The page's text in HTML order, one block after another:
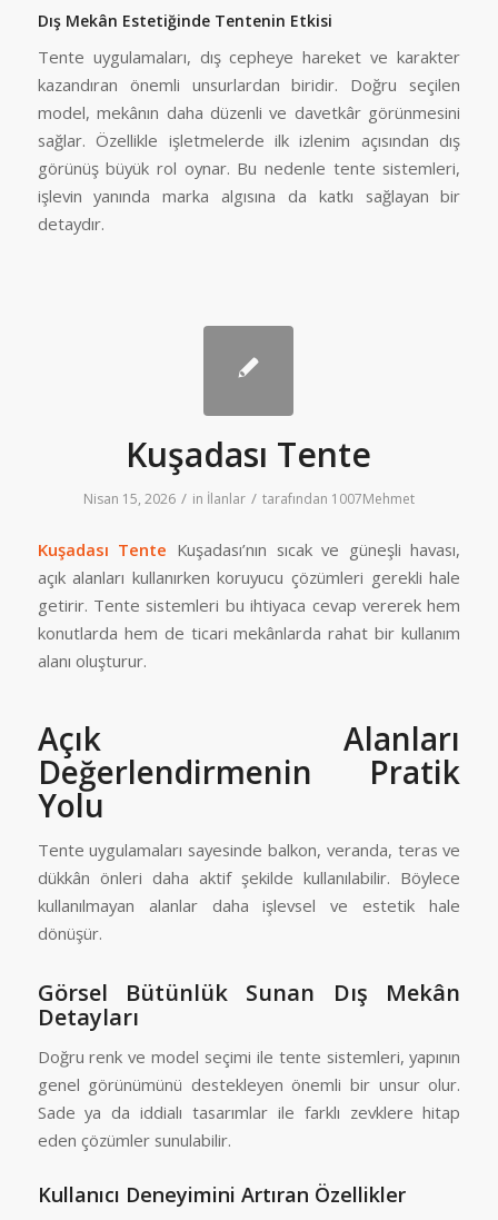
Dış Mekân Estetiğinde Tentenin Etkisi
Tente uygulamaları, dış cepheye hareket ve karakter
kazandıran önemli unsurlardan biridir. Doğru seçilen
model, mekânın daha düzenli ve davetkâr görünmesini
sağlar. Özellikle işletmelerde ilk izlenim açısından dış
görünüş büyük rol oynar. Bu nedenle tente sistemleri,
işlevin yanında marka algısına da katkı sağlayan bir
detaydır.
Kuşadası Tente
Nisan 15, 2026 / in İlanlar / tarafından 1007Mehmet
Kuşadası Tente Kuşadası’nın sıcak ve güneşli havası,
açık alanları kullanırken koruyucu çözümleri gerekli hale
getirir. Tente sistemleri bu ihtiyaca cevap vererek hem
konutlarda hem de ticari mekânlarda rahat bir kullanım
alanı oluşturur.
Açık Alanları
Değerlendirmenin Pratik
Yolu
Tente uygulamaları sayesinde balkon, veranda, teras ve
dükkân önleri daha aktif şekilde kullanılabilir. Böylece
kullanılmayan alanlar daha işlevsel ve estetik hale
dönüşür.
Görsel Bütünlük Sunan Dış Mekân
Detayları
Doğru renk ve model seçimi ile tente sistemleri, yapının
genel görünümünü destekleyen önemli bir unsur olur.
Sade ya da iddialı tasarımlar ile farklı zevklere hitap
eden çözümler sunulabilir.
Kullanıcı Deneyimini Artıran Özellikler